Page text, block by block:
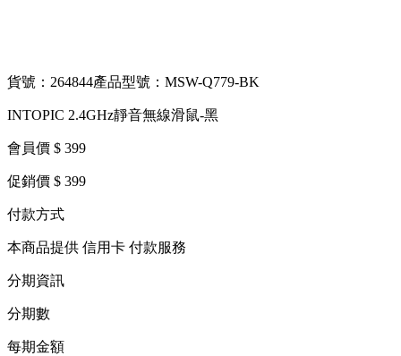
貨號：264844產品型號：MSW-Q779-BK
INTOPIC 2.4GHz靜音無線滑鼠-黑
會員價 $ 399
促銷價 $ 399
付款方式
本商品提供 信用卡 付款服務
分期資訊
分期數
每期金額